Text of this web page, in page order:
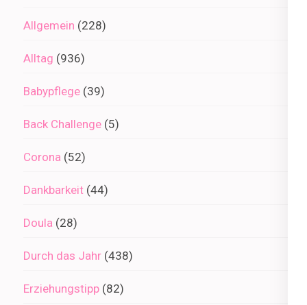
Allgemein (228)
Alltag (936)
Babypflege (39)
Back Challenge (5)
Corona (52)
Dankbarkeit (44)
Doula (28)
Durch das Jahr (438)
Erziehungstipp (82)